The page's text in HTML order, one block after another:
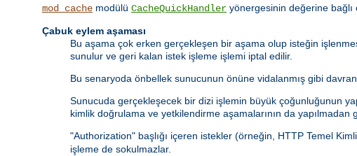
mod_cache modülü CacheQuickHandler yönergesinin değerine bağlı
Çabuk eylem aşaması
Bu aşama çok erken gerçekleşen bir aşama olup isteğin
sunulur ve geri kalan istek işleme işlemi iptal edilir.
Bu senaryoda önbellek sunucunun önüne vidalanmış gibi
Sunucuda gerçekleşecek bir dizi işlemin büyük çoğunluğunun
kimlik doğrulama ve yetkilendirme aşamalarının da
"Authorization" başlığı içeren istekler (örneğin, HTTP Temel
işleme de sokulmazlar.